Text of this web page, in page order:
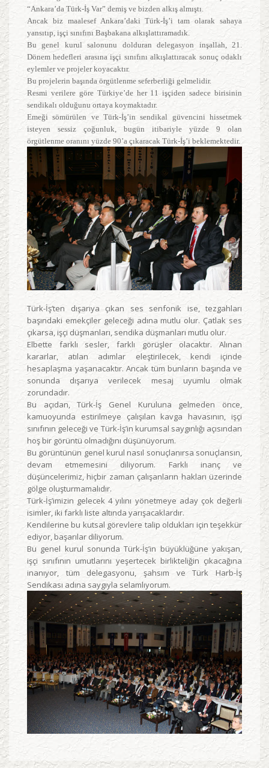
“Ankara’da Türk-İş Var” demiş ve bizden alkış almıştı.
Ancak biz maalesef Ankara’daki Türk-İş’i tam olarak sahaya
yansıtıp, işçi sınıfını Başbakana alkışlattıramadık.
Bu genel kurul salonunu dolduran delegasyon inşallah, 21.
Dönem hedefleri arasına işçi sınıfını alkışlattıracak sonuç odaklı
eylemler ve projeler koyacaktır.
Bu projelerin başında örgütlenme seferberliği gelmelidir.
Resmi verilere göre Türkiye’de her 11 işçiden sadece birisinin
sendikalı olduğunu ortaya koymaktadır.
Emeği sömürülen ve Türk-İş’in sendikal güvencini hissetmek
isteyen sessiz çoğunluk, bugün itibariyle yüzde 9 olan
örgütlenme oranını yüzde 90’a çıkaracak Türk-İş’i beklemektedir.
Türk-İş’ten dışarıya çıkan ses senfonik ise, tezgahları
başındaki emekçiler geleceği adına mutlu olur. Çatlak ses
çıkarsa, işçi düşmanları, sendika düşmanları mutlu olur.
Elbette farklı sesler, farklı görüşler olacaktır. Alınan
kararlar, atılan adımlar eleştirilecek, kendi içinde
hesaplaşma yaşanacaktır. Ancak tüm bunların başında ve
sonunda dışarıya verilecek mesaj uyumlu olmak
zorundadır.
Bu açıdan, Türk-İş Genel Kuruluna gelmeden önce,
kamuoyunda estirilmeye çalışılan kavga havasının, işçi
sınıfının geleceği ve Türk-İş’in kurumsal saygınlığı açısından
hoş bir görüntü olmadığını düşünüyorum.
Bu görüntünün genel kurul nasıl sonuçlanırsa sonuçlansın,
devam etmemesini diliyorum. Farklı inanç ve
düşüncelerimiz, hiçbir zaman çalışanların hakları üzerinde
gölge oluşturmamalıdır.
Türk-İş’imizin gelecek 4 yılını yönetmeye aday çok değerli
isimler, iki farklı liste altında yarışacaklardır.
Kendilerine bu kutsal görevlere talip oldukları için teşekkür
ediyor, başarılar diliyorum.
Bu genel kurul sonunda Türk-İş’in büyüklüğüne yakışan,
işçi sınıfının umutlarını yeşertecek birlikteliğin çıkacağına
inanıyor, tüm delegasyonu, şahsım ve Türk Harb-İş
Sendikası adına saygıyla selamlıyorum.